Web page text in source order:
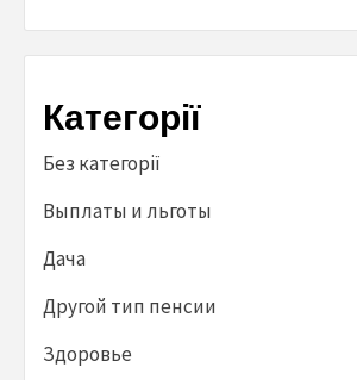
Категорії
Без категорії
Выплаты и льготы
Дача
Другой тип пенсии
Здоровье